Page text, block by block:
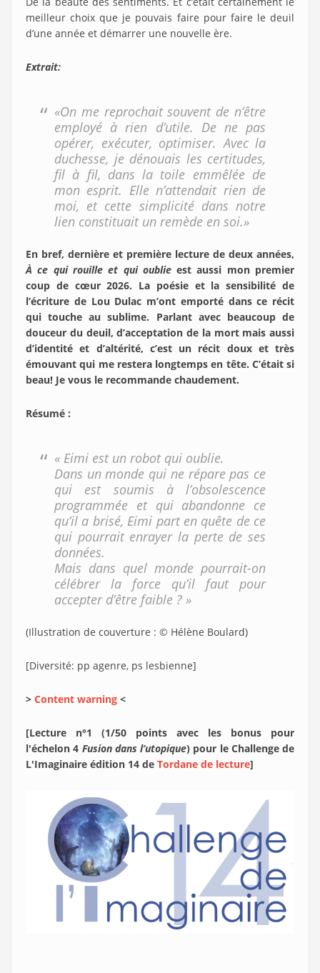
meilleur choix que je pouvais faire pour faire le deuil
d’une année et démarrer une nouvelle ère.
Extrait:
«On me reprochait souvent de n’être
employé à rien d’utile. De ne pas
opérer, exécuter, optimiser. Avec la
duchesse, je dénouais les certitudes,
fil à fil, dans la toile emmêlée de
mon esprit. Elle n’attendait rien de
moi, et cette simplicité dans notre
lien constituait un remède en soi.»
En bref, dernière et première lecture de deux années,
À ce qui rouille et qui oublieest aussi mon premier
coup de cœur 2026. La poésie et la sensibilité de
l’écriture de Lou Dulac m’ont emporté dans ce récit
qui touche au sublime. Parlant avec beaucoup de
douceur du deuil, d’acceptation de la mort mais aussi
d’identité et d’altérité, c’est un récit doux et très
émouvant qui me restera longtemps en tête. C’était si
beau! Je vous le recommande chaudement.
Résumé :
« Eimi est un robot qui oublie.
Dans un monde qui ne répare pas ce
qui est soumis à l’obsolescence
programmée et qui abandonne ce
qu’il a brisé, Eimi part en quête de ce
qui pourrait enrayer la perte de ses
données.
Mais dans quel monde pourrait-on
célébrer la force qu’il faut pour
accepter d’être faible ? »
(Illustration de couverture : © Hélène Boulard)
[Diversité: pp agenre, ps lesbienne]
> Content warning <
[Lecture n°1 (1/50 points avec les bonus pour
l'échelon 4 Fusion dans l’utopique) pour le Challenge de
L'Imaginaire édition 14 de Tordane de lecture]